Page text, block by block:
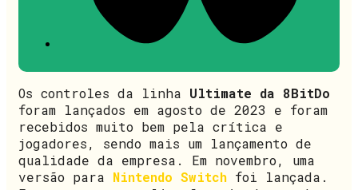
Os controles da linha Ultimate da 8BitDo
foram lançados em agosto de 2023 e foram
recebidos muito bem pela crítica e
jogadores, sendo mais um lançamento de
qualidade da empresa. Em novembro, uma
versão para Nintendo Switch foi lançada.